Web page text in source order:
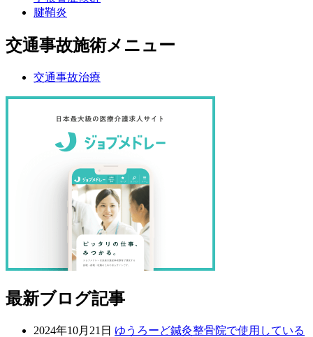
腱鞘炎
交通事故施術メニュー
交通事故治療
最新ブログ記事
2024年10月21日 ゆうろーど鍼灸整骨院で使用している